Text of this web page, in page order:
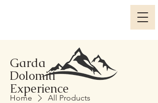
Garda
Dolomiti
Experience
Home All Products